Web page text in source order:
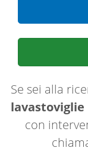
Se sei alla
lavastoviglie
con